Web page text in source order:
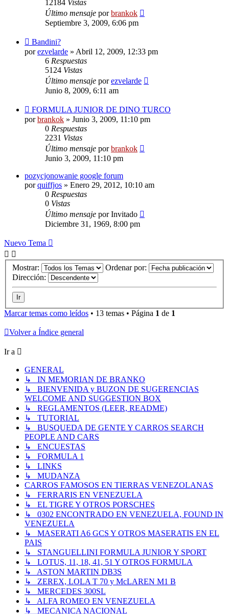
12184 Vistas
Último mensaje porbrankok
Septiembre 3, 2009, 6:06 pm
Bandini?
porezvelarde » Abril 12, 2009, 12:33 pm
6 Respuestas
5124 Vistas
Último mensaje porezvelarde
Junio 8, 2009, 6:11 am
FORMULA JUNIOR DE DINO TURCO
porbrankok » Junio 3, 2009, 11:10 pm
0 Respuestas
2231 Vistas
Último mensaje porbrankok
Junio 3, 2009, 11:10 pm
pozycjonowanie google forum
porquiffjos » Enero 29, 2012, 10:10 am
0 Respuestas
0 Vistas
Último mensaje porInvitado
Diciembre 31, 1969, 8:00 pm
Nuevo Tema
Mostrar:
Ordenar por:
Dirección:
Marcar temas como leídos • 13 temas • Página 1 de 1
Volver a Índice general
Ir a
GENERAL
↳ IN MEMORIAN DE BRANKO
↳ BIENVENIDA y BUZON DE SUGERENCIAS
WELCOME AND SUGGESTION BOX
↳ REGLAMENTOS (LEER, README)
↳ TUTORIAL
↳ BUSQUEDA DE GENTE Y CARROS SEARCH
PEOPLE AND CARS
↳ ENCUESTAS
↳ FORMULA 1
↳ LINKS
↳ MUDANZA
CARROS FAMOSOS EN TIERRAS VENEZOLANAS
↳ FERRARIS EN VENEZUELA
↳ EL TIGRE Y OTROS PORSCHES
↳ 0302 ENCONTRADO EN VENEZUELA, FOUND IN
VENEZUELA
↳ MASERATI A6 GCS Y OTROS MASERATIS EN EL
PAIS
↳ STANGUELLINI FORMULA JUNIOR Y SPORT
↳ LOTUS, 11, 18, 41, 51 Y OTROS FORMULA
↳ ASTON MARTIN DB3S
↳ ZEREX, LOLA T 70 y McLAREN M1 B
↳ MERCEDES 300SL
↳ ALFA ROMEO EN VENEZUELA
↳ MECANICA NACIONAL